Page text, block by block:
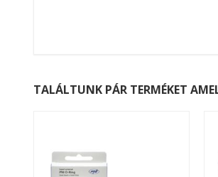
TALÁLTUNK PÁR TERMÉKET